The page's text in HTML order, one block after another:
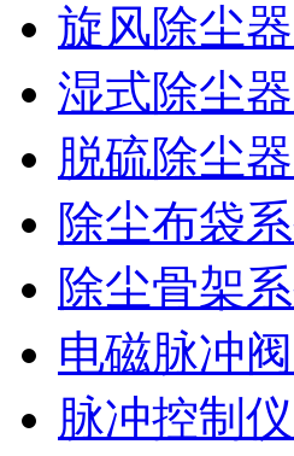
旋风除尘
湿式除尘
脱硫除尘
除尘布袋系
除尘骨架系
电磁脉冲
脉冲控制